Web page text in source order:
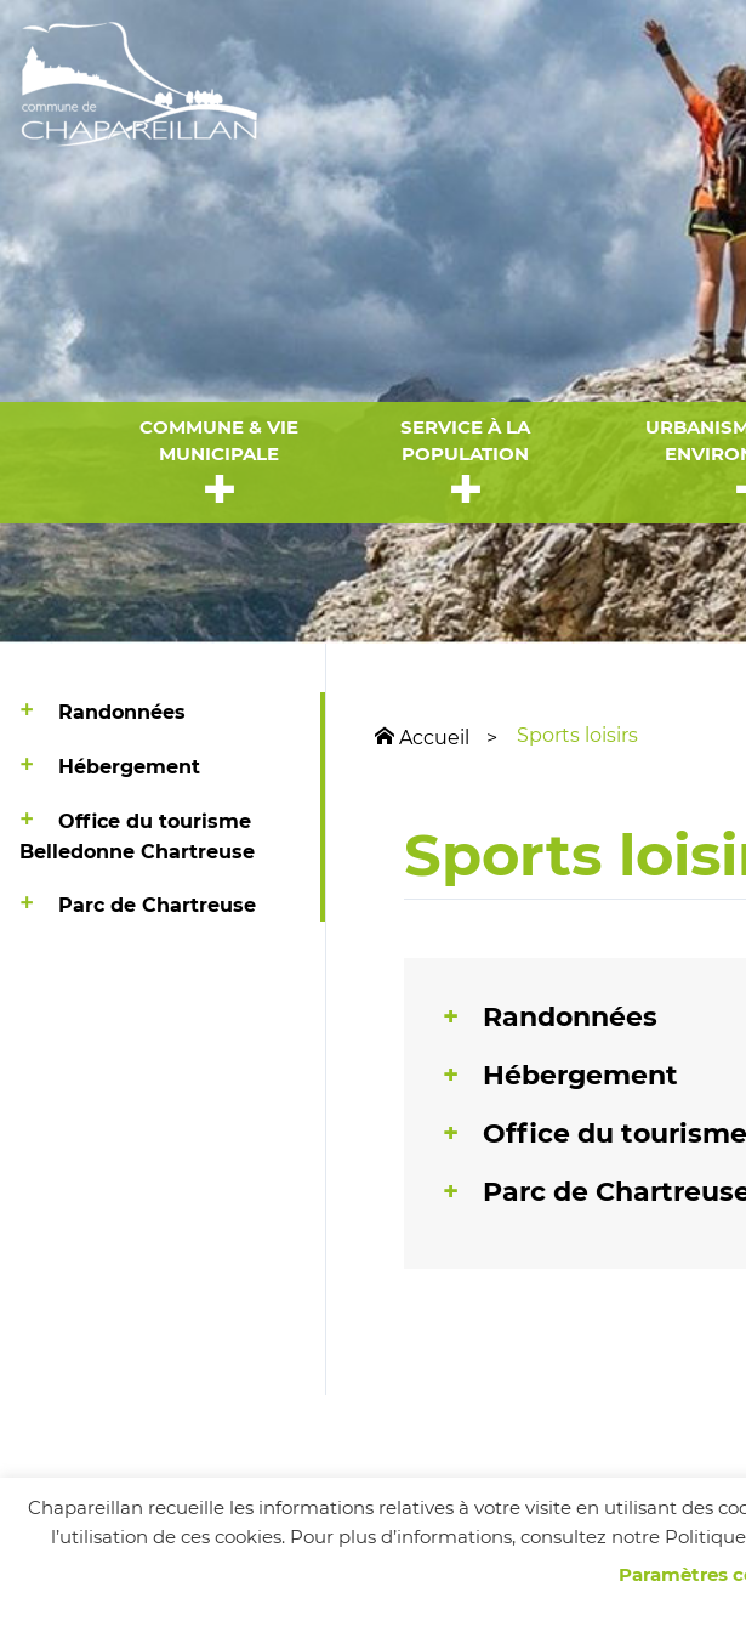
COMMUNE & VIE
MUNICIPALE
SERVICE À LA
POPULATION
Randonnées
Hébergement
Office du tourisme
Belledonne Chartreuse
Parc de Chartreuse
Accueil Sports loisirs
Sports
Randonnées
Hébergement
Office du
Parc de
Chapareillan recueille les informations relatives à votre visite en utilisant des
l’utilisation de ces cookies. Pour plus d’informations, consultez notre
Paramètres